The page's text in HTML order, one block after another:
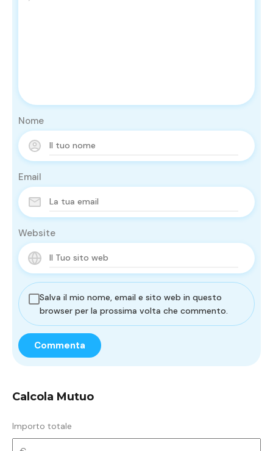
Nome
Email
Website
Salva il mio nome, email e sito web in questo
browser per la prossima volta che commento.
Calcola Mutuo
Importo totale